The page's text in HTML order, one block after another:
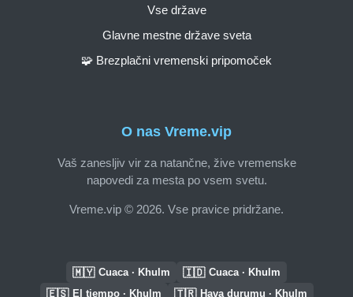
O nas Vreme.vip
Vaš zanesljiv vir za natančne, žive vremenske
napovedi za mesta po vsem svetu.
Vreme.vip © 2026. Vse pravice pridržane.
Vse države
Glavne mestne države sveta
🧩 Brezplačni vremenski pripomoček
🇲🇾 Cuaca · Khulm 🇮🇩 Cuaca · Khulm
🇪🇸 El tiempo · Khulm 🇹🇷 Hava durumu · Khulm